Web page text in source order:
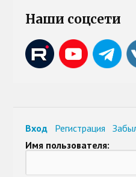
Наши соцсети
Вход Регистрация
Имя пользователя: